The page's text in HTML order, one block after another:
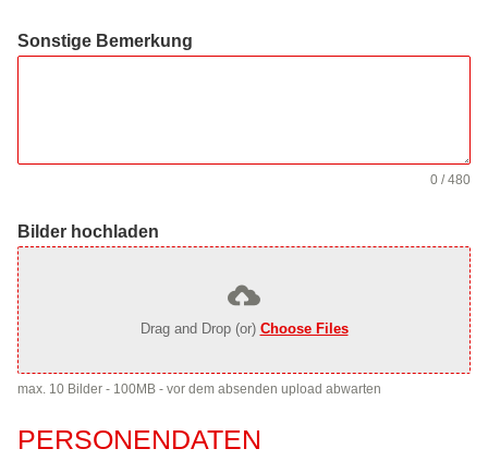
Sonstige Bemerkung
0 / 480
Bilder hochladen
Drag and Drop (or) Choose Files
max. 10 Bilder - 100MB - vor dem absenden upload abwarten
PERSONENDATEN